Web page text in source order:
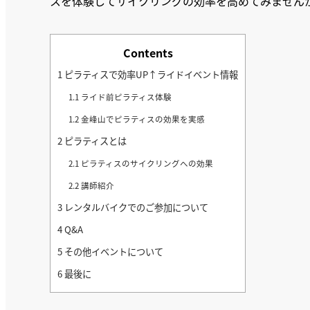
Contents
1 ピラティスで効率UP↑ライドイベント情報
1.1 ライド前ピラティス体験
1.2金峰山でピラティスの効果を実感
2 ピラティスとは
2.1 ピラティスのサイクリングへの効果
2.2講師紹介
3 レンタルバイクでのご参加について
4Q&A
5 その他イベントについて
6最後に